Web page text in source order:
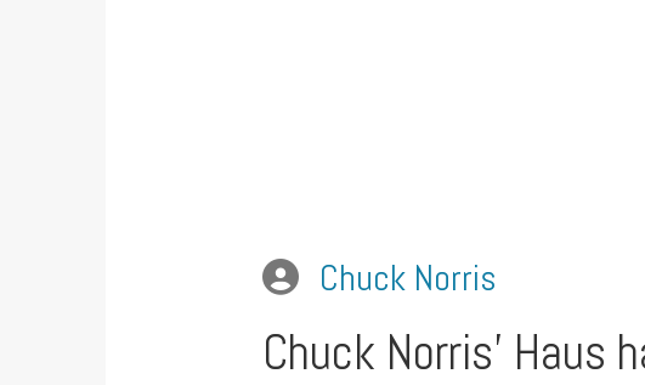
Chuck Norris
Chuck Norris’ Haus